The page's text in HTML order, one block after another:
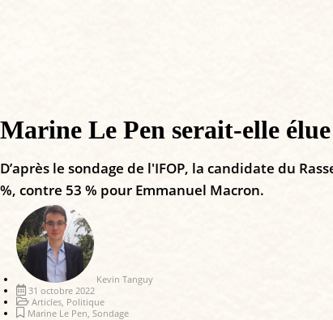
Marine Le Pen serait-elle
D’après le sondage de l'IFOP, la candidate du
%, contre 53 % pour Emmanuel Macron.
Kevin Tanguy
31 octobre 2022
Articles Politique
Marine Le Pen Sondage